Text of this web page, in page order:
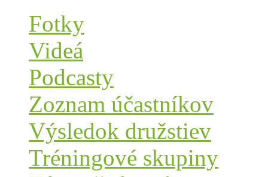
Fotky
Videá
Podcasty
Zoznam účastníkov
Výsledok družstiev
Tréningové skupiny